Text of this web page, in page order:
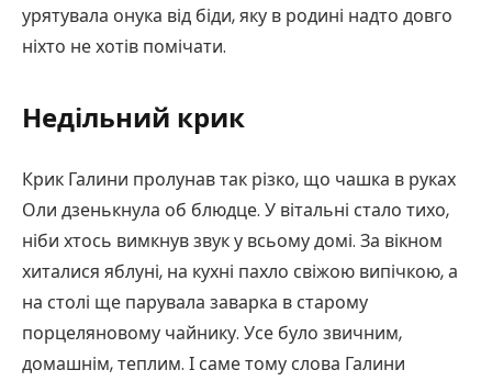
урятувала онука від біди, яку в родині надто довго
ніхто не хотів помічати.
Недільний крик
Крик Галини пролунав так різко, що чашка в руках
Оли дзенькнула об блюдце. У вітальні стало тихо,
ніби хтось вимкнув звук у всьому домі. За вікном
хиталися яблуні, на кухні пахло свіжою випічкою, а
на столі ще парувала заварка в старому
порцеляновому чайнику. Усе було звичним,
домашнім, теплим. І саме тому слова Галини